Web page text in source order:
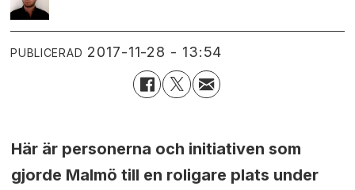
PUBLICERAD 2017-11-28 - 13:54
Här är personerna och initiativen som
gjorde Malmö till en roligare plats under